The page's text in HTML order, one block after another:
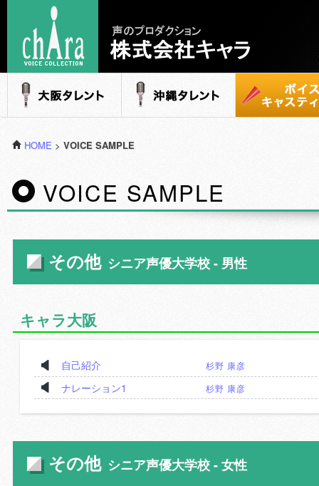
声のプロダクション - 株式会社キャラ
大阪タレント
HOME > VOICE SAMPLE
VOICE SAMPLE
その他 シニア声優大学校 - 男性
キャラ大阪
自己紹介 杉野 康彦
ナレーション1 杉野 康彦
その他 シニア声優大学校 - 女性